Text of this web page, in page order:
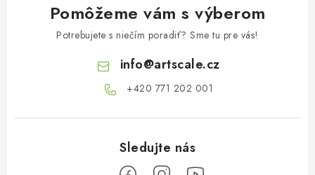
Pomôžeme vám s výberom
Potrebujete s niečím poradiť? Sme tu pre vás!
info@artscale.cz
+420 771 202 001​